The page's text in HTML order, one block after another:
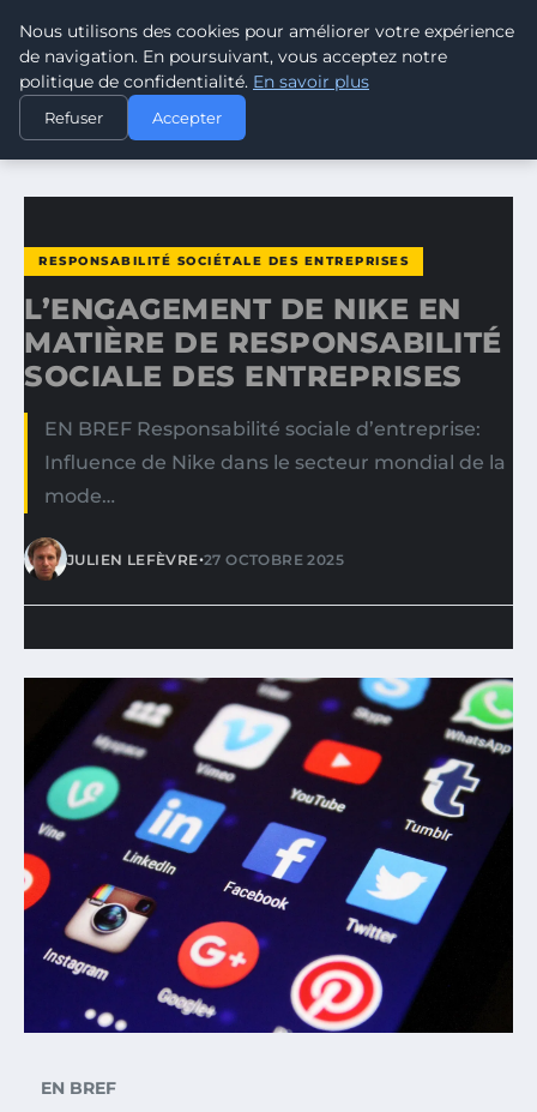
CLIMATE RESPONSE BLOG
ACCUEIL
RESPONSABILITÉ SOCIÉTALE DES ENTREPRISES
L’ENGAGEMENT DE NIKE EN MATIÈRE DE RESPONSABILITÉ…
RESPONSABILITÉ SOCIÉTALE DES ENTREPRISES
L’ENGAGEMENT DE NIKE EN
MATIÈRE DE RESPONSABILITÉ
SOCIALE DES ENTREPRISES
EN BREF Responsabilité sociale d’entreprise:
Influence de Nike dans le secteur mondial de la
mode…
JULIEN LEFÈVRE•27 OCTOBRE 2025
EN BREF
Nous utilisons des cookies pour améliorer votre expérience
de navigation. En poursuivant, vous acceptez notre
politique de confidentialité. En savoir plus
Refuser Accepter